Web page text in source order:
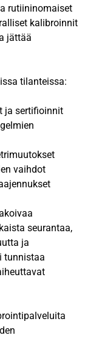
rutiininomaiset
kalibroinnit
jättää
tilanteissa:
ja sertifioinnit
vaihdot
seurantaa,
ja
tunnistaa